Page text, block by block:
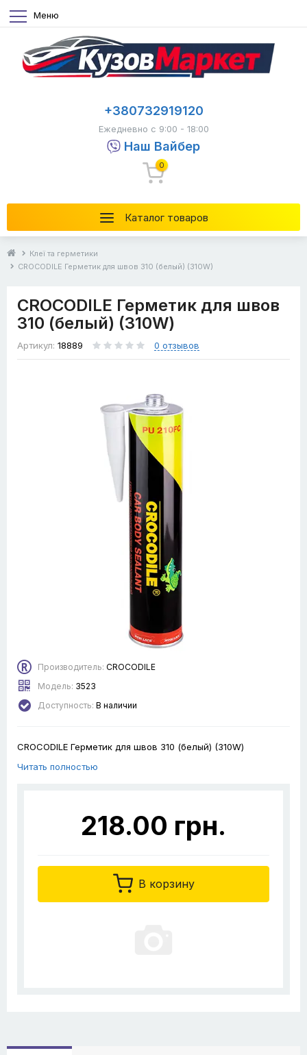
Меню
Каталог товаров
+380732919120
Ежедневно с 9:00 - 18:00
Наш Вайбер
0
Клеї та герметики
CROCODILE Герметик для швов 310 (белый) (310W)
CROCODILE Герметик для швов
310 (белый) (310W)
Артикул: 18889 0 отзывов
Производитель: CROCODILE
Модель: 3523
Доступность: В наличии
CROCODILE Герметик для швов 310 (белый) (310W)
Читать полностью
218.00 грн.
В корзину